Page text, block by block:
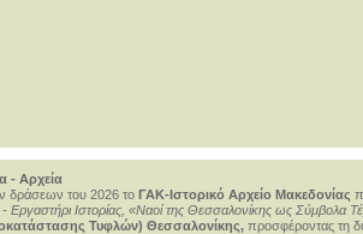
- Αρχεία
δράσεων του 2026 το ΓΑΚ-Ιστορικό Αρχείο Μακεδονίας
Εργαστήρι Ιστορίας, «Ναοί της Θεσσαλονίκης ως Σύμβολα
Τυφλών) Θεσσαλονίκης, προσφέροντας τη